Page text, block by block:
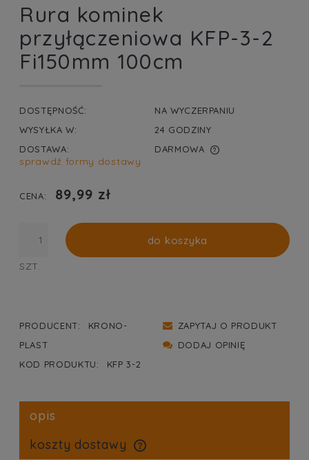
Rura kominek
przyłączeniowa KFP-3-2
Fi150mm 100cm
DOSTĘPNOŚĆ:
NA WYCZERPANIU
WYSYŁKA W:
24 GODZINY
DOSTAWA:
DARMOWA
CENA NIE ZAWIERA EWENTUALNYCH KOSZTÓW
sprawdź formy dostawy
CENA: 89,99 zł
SZT.
do koszyka
PRODUCENT:
KRONO-
PLAST
KOD PRODUKTU:
KFP 3-2
ZAPYTAJ O PRODUKT
DODAJ OPINIĘ
opis
koszty dostawy